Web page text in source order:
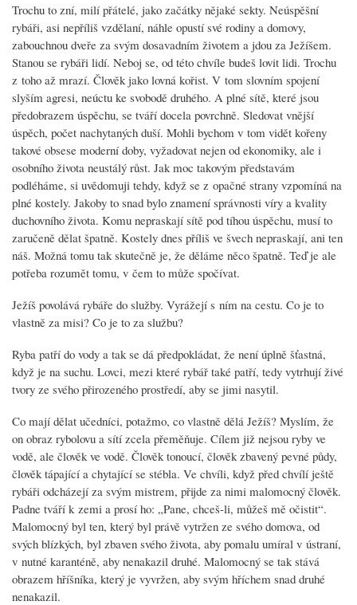
Trochu to zní, milí přátelé, jako začátky nějaké sekty. Neúspěšní
rybáři, asi nepříliš vzdělaní, náhle opustí své rodiny a domovy,
zabouchnou dveře za svým dosavadním životem a jdou za Ježíšem.
Stanou se rybáři lidí. Neboj se, od této chvíle budeš lovit lidi. Trochu
z toho až mrazí. Člověk jako lovná kořist. V tom slovním spojení
slyším agresi, neúctu ke svobodě druhého. A plné sítě, které jsou
předobrazem úspěchu, se tváří docela povrchně. Sledovat vnější
úspěch, počet nachytaných duší. Mohli bychom v tom vidět kořeny
takové obsese moderní doby, vyžadovat nejen od ekonomiky, ale i
osobního života neustálý růst. Jak moc takovým představám
podléháme, si uvědomuji tehdy, když se z opačné strany vzpomíná na
plné kostely. Jakoby to snad bylo znamení správnosti víry a kvality
duchovního života. Komu nepraskají sítě pod tíhou úspěchu, musí to
zaručeně dělat špatně. Kostely dnes příliš ve švech nepraskají, ani ten
náš. Možná tomu tak skutečně je, že děláme něco špatně. Teď je ale
potřeba rozumět tomu, v čem to může spočívat.
Ježíš povolává rybáře do služby. Vyrážejí s ním na cestu. Co je to
vlastně za misi? Co je to za službu?
Ryba patří do vody a tak se dá předpokládat, že není úplně šťastná,
když je na suchu. Lovci, mezi které rybář také patří, tedy vytrhují živé
tvory ze svého přirozeného prostředí, aby se jimi nasytil.
Co mají dělat učedníci, potažmo, co vlastně dělá Ježíš? Myslím, že
on obraz rybolovu a sítí zcela přeměňuje. Cílem již nejsou ryby ve
vodě, ale člověk ve vodě. Člověk tonoucí, člověk zbavený pevné půdy,
člověk tápající a chytající se stébla. Ve chvíli, když před chvílí ještě
rybáři odcházejí za svým mistrem, přijde za nimi malomocný člověk.
Padne tváří k zemi a prosí ho: „Pane, chceš-li, můžeš mě očistit“.
Malomocný byl ten, který byl právě vytržen ze svého domova, od
svých blízkých, byl zbaven svého života, aby pomalu umíral v ústraní,
v nutné karanténě, aby nenakazil druhé. Malomocný se tak stává
obrazem hříšníka, který je vyvržen, aby svým hříchem snad druhé
nenakazil.